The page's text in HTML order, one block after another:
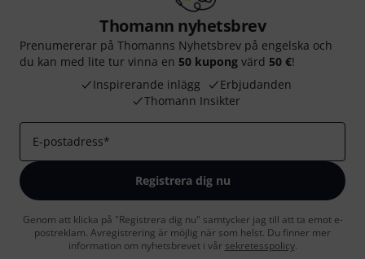
Thomann nyhetsbrev
Prenumererar på Thomanns Nyhetsbrev på engelska och
du kan med lite tur vinna en 50 kupong värd 50 €!
Inspirerande inlägg
Erbjudanden
Thomann Insikter
E-postadress*
Registrera dig nu
Genom att klicka på "Registrera dig nu" samtycker jag till att ta emot e-
postreklam. Avregistrering är möjlig när som helst. Du finner mer
information om nyhetsbrevet i vår sekretesspolicy.